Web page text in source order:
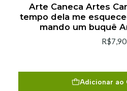
Arte Caneca Artes
tempo dela me
mando um buquê
R$7,90
Adicionar ao